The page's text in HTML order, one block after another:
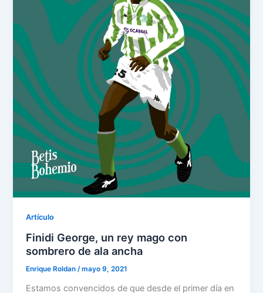
Artículo
Finidi George, un rey mago con
sombrero de ala ancha
Enrique Roldan/mayo 9, 2021
Estamos convencidos de que desde el primer día en